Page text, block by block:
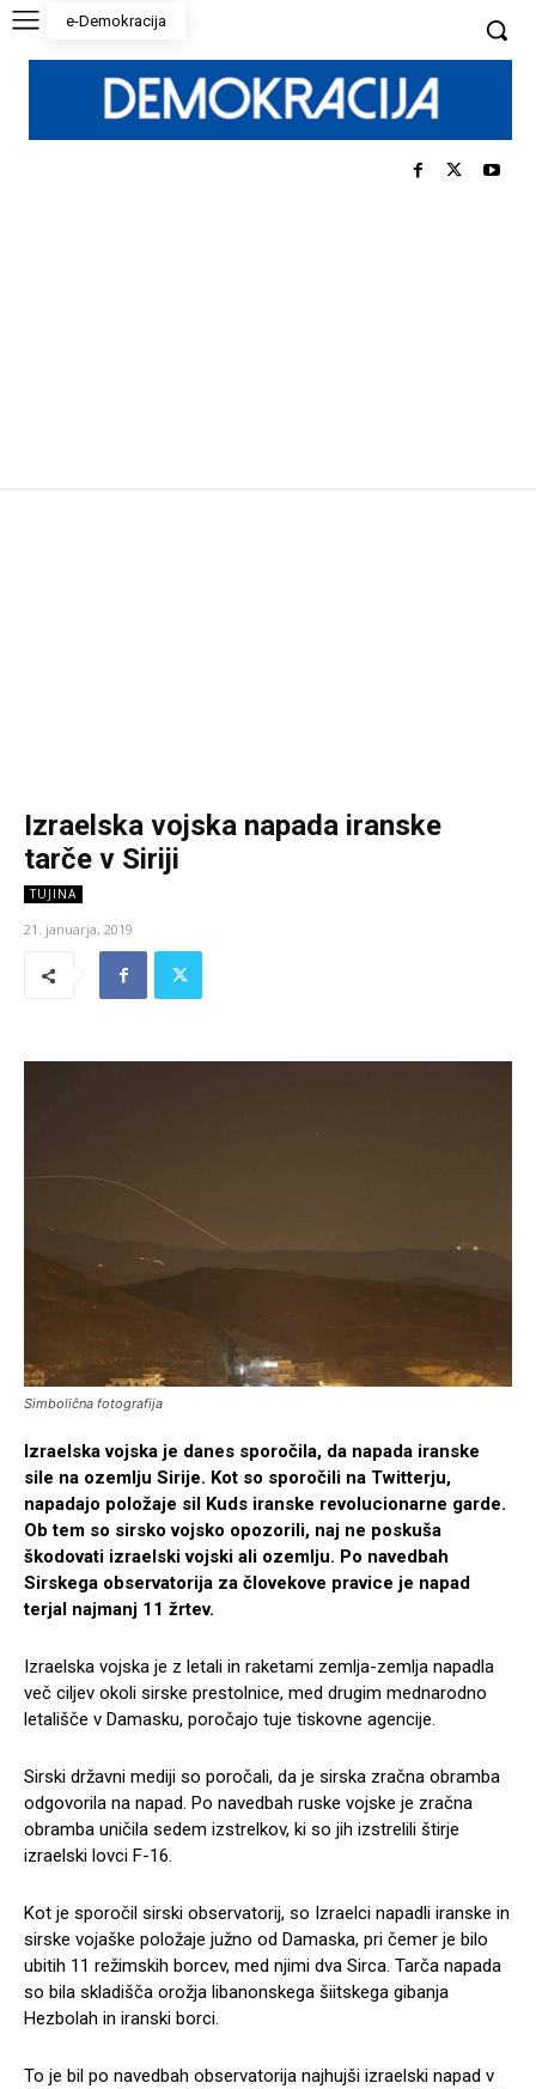
e-Demokracija
Izraelska vojska napada iranske
tarče v Siriji
TUJINA
21. januarja, 2019
Simbolična fotografija
Izraelska vojska je danes sporočila, da napada iranske
sile na ozemlju Sirije. Kot so sporočili na Twitterju,
napadajo položaje sil Kuds iranske revolucionarne garde.
Ob tem so sirsko vojsko opozorili, naj ne poskuša
škodovati izraelski vojski ali ozemlju. Po navedbah
Sirskega observatorija za človekove pravice je napad
terjal najmanj 11 žrtev.
Izraelska vojska je z letali in raketami zemlja-zemlja napadla
več ciljev okoli sirske prestolnice, med drugim mednarodno
letališče v Damasku, poročajo tuje tiskovne agencije.
Sirski državni mediji so poročali, da je sirska zračna obramba
odgovorila na napad. Po navedbah ruske vojske je zračna
obramba uničila sedem izstrelkov, ki so jih izstrelili štirje
izraelski lovci F-16.
Kot je sporočil sirski observatorij, so Izraelci napadli iranske in
sirske vojaške položaje južno od Damaska, pri čemer je bilo
ubitih 11 režimskih borcev, med njimi dva Sirca. Tarča napada
so bila skladišča orožja libanonskega šiitskega gibanja
Hezbolah in iranski borci.
To je bil po navedbah observatorija najhujši izraelski napad v